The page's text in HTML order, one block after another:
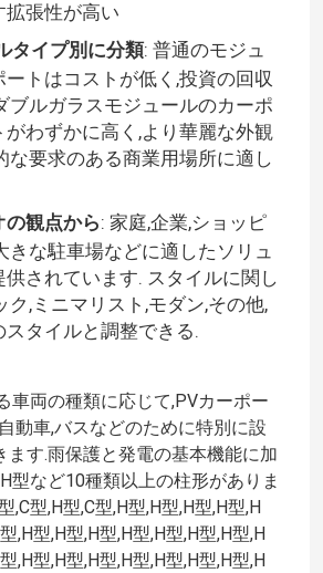
拡張性が高い
タイプ別に分類: 普通のモジュ
ートはコストが低く,投資の回収
ブルガラスモジュールのカーポ
がわずかに高く,より華麗な外観
な要求のある商業用場所に適し
の観点から: 家庭,企業,ショッピ
きな駐車場などに適したソリュ
供されています. スタイルに関し
ク,ミニマリスト,モダン,その他,
スタイルと調整できる.
車両の種類に応じて,PVカーポー
動車,バスなどのために特別に設
ます.雨保護と発電の基本機能に加
型など10種類以上の柱形がありま
,C型,H型,C型,H型,H型,H型,H型,H
,H型,H型,H型,H型,H型,H型,H型,H
,H型,H型,H型,H型,H型,H型,H型,H